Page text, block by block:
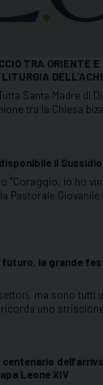
TRA ORIENTE
Santa Madre di
tra la Chiesa
il Sussidio
“Coraggio, io ho
Pastorale
la grande
ma sono tutti
uno
Leone XIV